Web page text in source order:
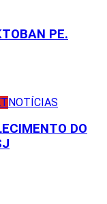
PE.
NOTÍCIAS
DO